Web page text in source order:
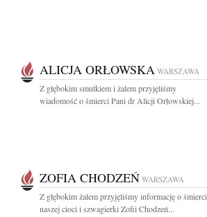
ALICJA ORŁOWSKA WARSZAWA
Z głębokim smutkiem i żalem przyjęliśmy
wiadomość o śmierci Pani dr Alicji Orłowskiej...
ZOFIA CHODZEŃ WARSZAWA
Z głębokim żalem przyjęliśmy informację o śmierci
naszej cioci i szwagierki Zofii Chodzeń...